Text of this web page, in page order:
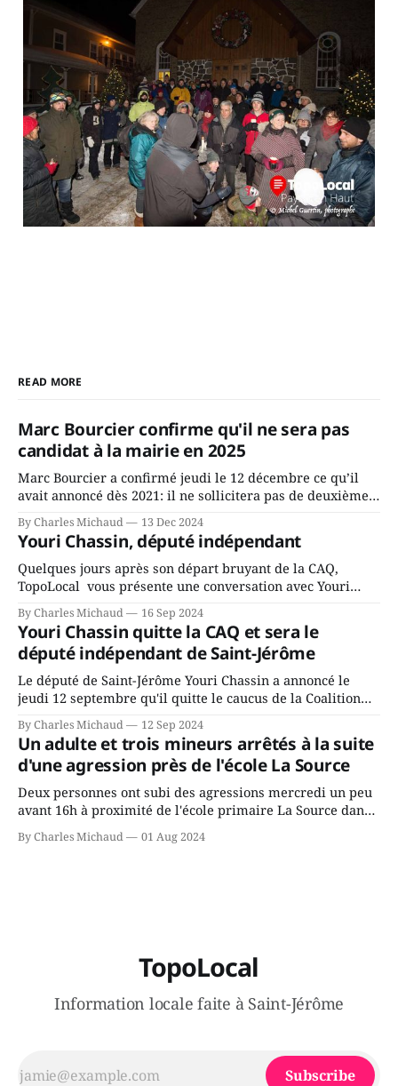
READ MORE
Marc Bourcier confirme qu'il ne sera pas
candidat à la mairie en 2025
Marc Bourcier a confirmé jeudi le 12 décembre ce qu’il
avait annoncé dès 2021: il ne sollicitera pas de deuxième
mandat à titre de maire de Saint-Jérôme. Bourcier en a
fait l’annonce en s’adressant aux employés de la ville,
rassemblés en soirée pour leur traditionnel souper
By Charles Michaud 13 Dec 2024
Youri Chassin, député indépendant
Quelques jours après son départ bruyant de la CAQ,
TopoLocal vous présente une conversation avec Youri
Chassin. Nous avons causé de sa décision. Y songeait-il
depuis longtemps? Sera-t-il candidat indépendant dans 2
ans? Joindrait-il un autre parti, par exemple les
conservateurs d’Éric Duhaime? Que lui
By Charles Michaud 16 Sep 2024
Youri Chassin quitte la CAQ et sera le
député indépendant de Saint-Jérôme
Le député de Saint-Jérôme Youri Chassin a annoncé le
jeudi 12 septembre qu'il quitte le caucus de la Coalition
Avenir Québec de François Legault parce qu'il est déçu du
gouvernement de la CAQ, surtout de son incapacité, qu'il
juge chronique, à offrir des
By Charles Michaud 12 Sep 2024
Un adulte et trois mineurs arrêtés à la suite
d'une agression près de l'école La Source
Deux personnes ont subi des agressions mercredi un peu
avant 16h à proximité de l'école primaire La Source dans
le secteur Bellefeuille de Saint-Jérôme. L'une de deux
victimes aurait été écrasée sous un véhicule et aspergée
By Charles Michaud 01 Aug 2024
TopoLocal
Information locale faite à Saint-Jérôme
Subscribe